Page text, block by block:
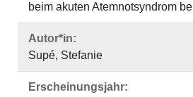
beim akuten Atemnotsyndrom
Autor*in:
Supé, Stefanie
Erscheinungsjahr: